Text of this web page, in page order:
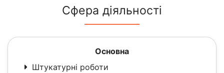
Сфера діяльності
Основна
Штукатурні роботи